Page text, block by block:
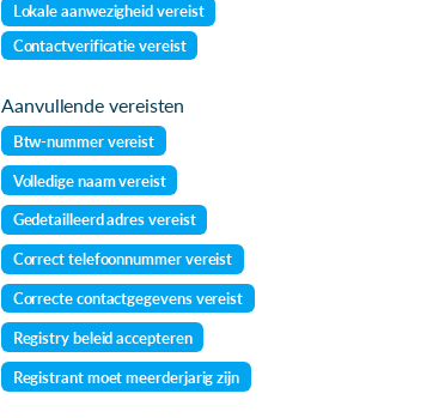
Lokale aanwezigheid vereist
Contactverificatie vereist
Aanvullende vereisten
Btw-nummer vereist
Volledige naam vereist
Gedetailleerd adres vereist
Correct telefoonnummer vereist
Correcte contactgegevens vereist
Registry beleid accepteren
Registrant moet meerderjarig zijn